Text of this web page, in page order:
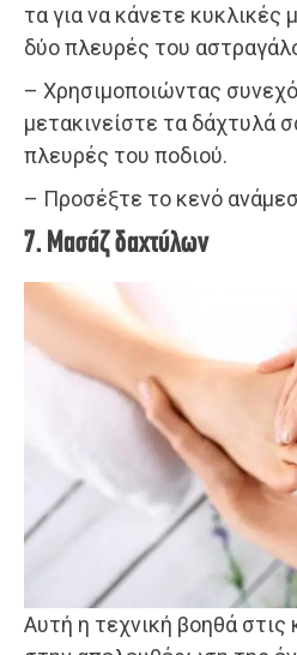
τα για να κάνετε κυκλικές
δύο πλευρές του
– Χρησιμοποιώντας
μετακινείστε τα δάχτυλά
πλευρές του ποδιού.
– Προσέξτε το κενό
7. Μασάζ δαχτύλων
Αυτή η τεχνική βοηθά στις